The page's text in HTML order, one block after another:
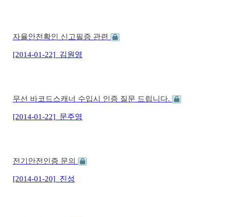
자율안전확인 신고필증 관련
[2014-01-22] 김원영
무선 바코드스캐너 수입시 인증 질문 드립니다.
[2014-01-22] 문주영
전기안전인증 문의
[2014-01-20] 진성